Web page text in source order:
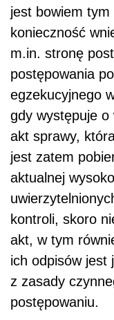
jest bowiem
konieczność
m.in. stronę
postępowania
egzekucyjnego
gdy występuje o
akt sprawy,
jest zatem
aktualnej
kontroli, skoro
akt, w tym
ich odpisów jest
z zasady
postępowaniu.